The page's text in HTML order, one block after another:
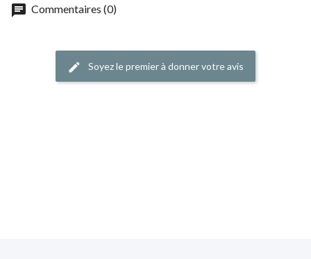
chat Commentaires (0)
edit Soyez le premier à donner votre avis